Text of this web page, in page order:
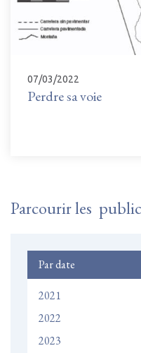
07/03/2022
Perdre sa voie
Parcourir les
Par date
2021
2022
2023